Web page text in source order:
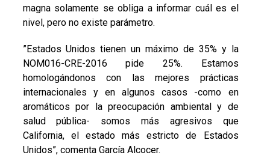
magna solamente se obliga a informar cuál es el
nivel, pero no existe parámetro.
”Estados Unidos tienen un máximo de 35% y la
NOM016-CRE-2016 pide 25%. Estamos
homologándonos con las mejores prácticas
internacionales y en algunos casos -como en
aromáticos por la preocupación ambiental y de
salud pública- somos más agresivos que
California, el estado más estricto de Estados
Unidos”, comenta García Alcocer.